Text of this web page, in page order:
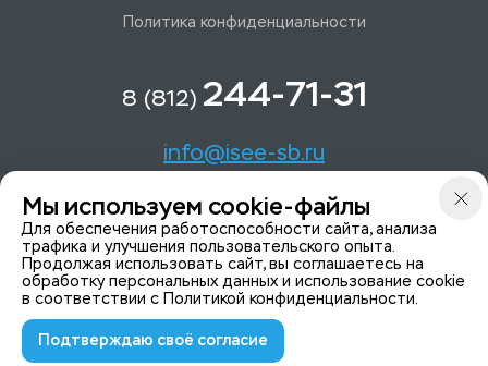
Политика конфиденциальности
8 (812) 244-71-31
info@isee-sb.ru
Светлановский пр-кт, д. 70, корп. 1
Мы в Telegam
© 2015-2026 ISeeYou - системы безопасности
Мы используем cookie-файлы
Для обеспечения работоспособности сайта, анализа
трафика и улучшения пользовательского опыта.
Продолжая использовать сайт, вы соглашаетесь на
обработку персональных данных и использование cookie
в соответствии с Политикой конфиденциальности.
Подтверждаю своё согласие